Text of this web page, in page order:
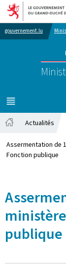
gouvernement.lu
MENU
PRINCIPAL
Actualités
Assermentation de
Fonction publique
publique